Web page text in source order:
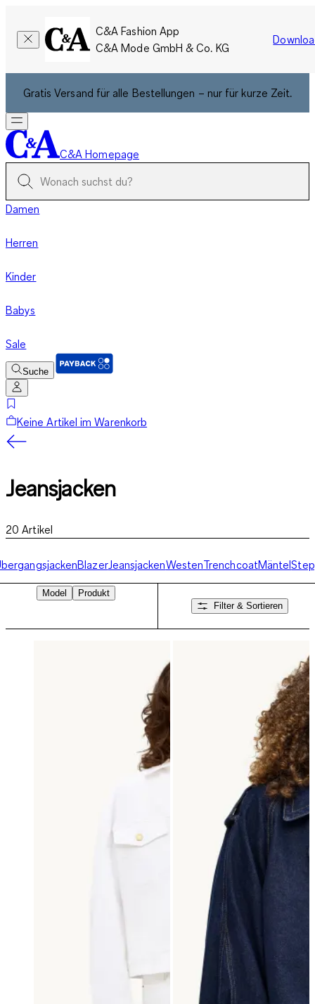
C&A Fashion App
C&A Mode GmbH & Co. KG
Gratis Versand für alle Bestellungen – nur für kurze Zeit.
C&A Homepage
Damen
Herren
Kinder
Babys
Sale
Suche
Keine Artikel im Warenkorb
Jeansjacken
20 Artikel
BlazerJeansjackenWestenTrenchcoatMäntel
Model
Produkt
Filter & Sortieren